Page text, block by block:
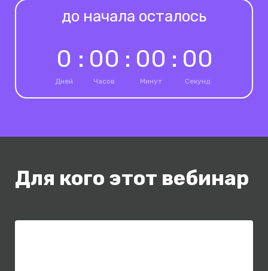
до начала осталось
0
Дней
: 00
Часов
: 00
Минут
: 00
Секунд
Для кого этот вебинар